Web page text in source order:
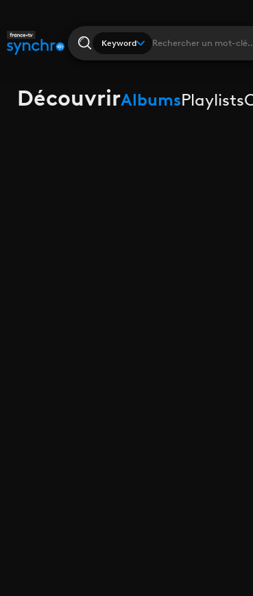
Keyword
DécouvrirAlbumsPlaylists